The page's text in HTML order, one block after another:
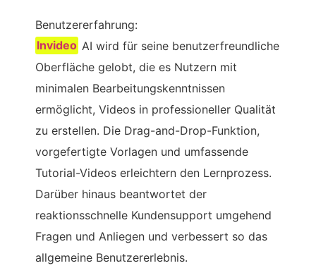
Benutzererfahrung:
Invideo AI wird für seine benutzerfreundliche
Oberfläche gelobt, die es Nutzern mit
minimalen Bearbeitungskenntnissen
ermöglicht, Videos in professioneller Qualität
zu erstellen. Die Drag-and-Drop-Funktion,
vorgefertigte Vorlagen und umfassende
Tutorial-Videos erleichtern den Lernprozess.
Darüber hinaus beantwortet der
reaktionsschnelle Kundensupport umgehend
Fragen und Anliegen und verbessert so das
allgemeine Benutzererlebnis.